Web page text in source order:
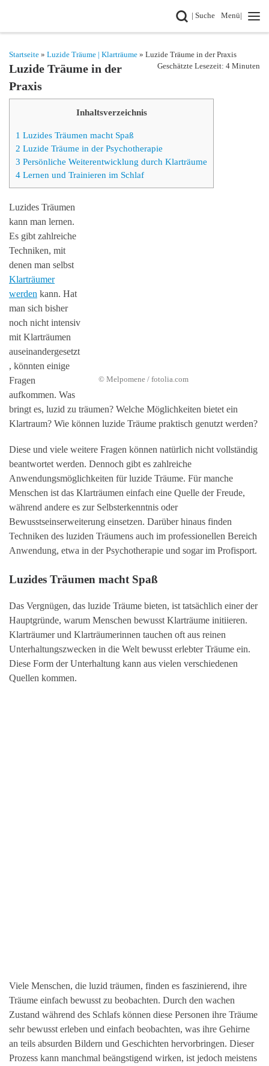
| SucheSearch
Menü|
Startseite » Luzide Träume | Klarträume » Luzide Träume in der Praxis
Geschätzte Lesezeit: 4 Minuten
Luzide Träume in der
Praxis
Inhaltsverzeichnis
1 Luzides Träumen macht Spaß
2 Luzide Träume in der Psychotherapie
3 Persönliche Weiterentwicklung durch Klarträume
4 Lernen und Trainieren im Schlaf
© Melpomene / fotolia.com
Luzides Träumen
kann man lernen.
Es gibt zahlreiche
Techniken, mit
denen man selbst
Klarträumer
werden kann. Hat
man sich bisher
noch nicht intensiv
mit Klarträumen
auseinandergesetzt
, könnten einige
Fragen
aufkommen. Was
bringt es, luzid zu träumen? Welche Möglichkeiten bietet ein
Klartraum? Wie können luzide Träume praktisch genutzt werden?
Diese und viele weitere Fragen können natürlich nicht vollständig
beantwortet werden. Dennoch gibt es zahlreiche
Anwendungsmöglichkeiten für luzide Träume. Für manche
Menschen ist das Klarträumen einfach eine Quelle der Freude,
während andere es zur Selbsterkenntnis oder
Bewusstseinserweiterung einsetzen. Darüber hinaus finden
Techniken des luziden Träumens auch im professionellen Bereich
Anwendung, etwa in der Psychotherapie und sogar im Profisport.
Luzides Träumen macht Spaß
Das Vergnügen, das luzide Träume bieten, ist tatsächlich einer der
Hauptgründe, warum Menschen bewusst Klarträume initiieren.
Klarträumer und Klarträumerinnen tauchen oft aus reinen
Unterhaltungszwecken in die Welt bewusst erlebter Träume ein.
Diese Form der Unterhaltung kann aus vielen verschiedenen
Quellen kommen.
Viele Menschen, die luzid träumen, finden es faszinierend, ihre
Träume einfach bewusst zu beobachten. Durch den wachen
Zustand während des Schlafs können diese Personen ihre Träume
sehr bewusst erleben und einfach beobachten, was ihre Gehirne
an teils absurden Bildern und Geschichten hervorbringen. Dieser
Prozess kann manchmal beängstigend wirken, ist jedoch meistens